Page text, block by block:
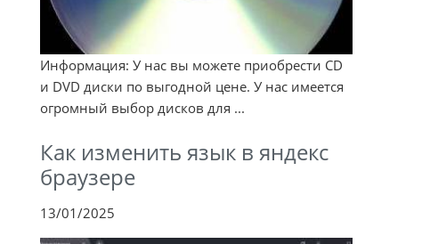
Информация: У нас вы можете приобрести CD
и DVD диски по выгодной цене. У нас имеется
огромный выбор дисков для ...
Как изменить язык в яндекс
браузере
13/01/2025